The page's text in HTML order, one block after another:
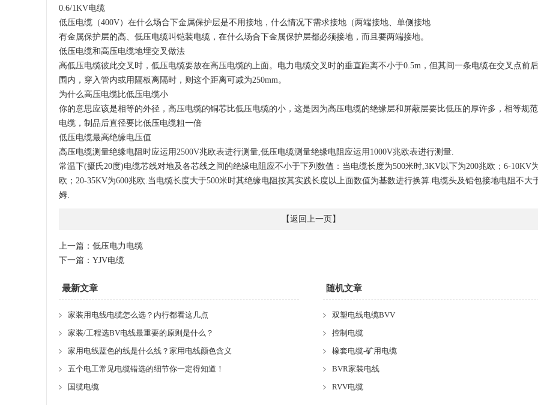
0.6/1KV电缆
低压电缆（400V）在什么场合下金属保护层是不用接地，什么情况下需求接地（两端接地、单侧接地
有金属保护层的高、低压电缆叫铠装电缆，在什么场合下金属保护层都必须接地，而且要两端接地。
低压电缆和高压电缆地埋交叉做法
高低压电缆彼此交叉时，低压电缆要放在高压电缆的上面。电力电缆交叉时的垂直距离不小于0.5m，但其间一条电缆在交叉点前
围内，穿入管内或用隔板离隔时，则这个距离可减为250mm。
为什么高压电缆比低压电缆小
你的意思应该是相等的外径，高压电缆的铜芯比低压电缆的小，这是因为高压电缆的绝缘层和屏蔽层要比低压的厚许多，相等规
电缆，制品后直径要比低压电缆粗一倍
低压电缆最高绝缘电压值
高压电缆测量绝缘电阻时应运用2500V兆欧表进行测量,低压电缆测量绝缘电阻应运用1000V兆欧表进行测量.
常温下(摄氏20度)电缆芯线对地及各芯线之间的绝缘电阻应不小于下列数值：当电缆长度为500米时,3KV以下为200兆欧；6-10KV
欧；20-35KV为600兆欧.当电缆长度大于500米时其绝缘电阻按其实践长度以上面数值为基数进行换算.电缆头及铅包接地电阻不大
姆.
【返回上一页】
上一篇： 低压电力电缆
下一篇： YJV电缆
最新文章
家装用电线电缆怎么选？内行都看这几点
家装/工程选BV电线最重要的原则是什么？
家用电线蓝色的线是什么线？家用电线颜色含义
五个电工常见电缆错选的细节你一定得知道！
国缆电缆
随机文章
双塑电线电缆BVV
控制电缆
橡套电缆-矿用电缆
BVR家装电线
RVV电缆